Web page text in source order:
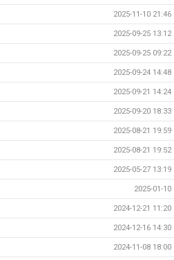
2025-11-10 21:46
2025-09-25 13:12
2025-09-25 09:22
2025-09-24 14:48
2025-09-21 14:24
2025-09-20 18:33
2025-08-21 19:59
2025-08-21 19:52
2025-05-27 13:19
2025-01-10
2024-12-21 11:20
2024-12-16 14:30
2024-11-08 18:00